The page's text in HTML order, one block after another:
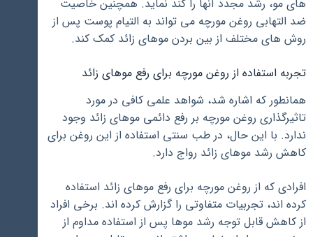
های مو، رشد مجدد آنها را کند نماید. همچنین خاصیت
ضد التهابی روغن مورچه می تواند به التیام پوست پس از
روش های مختلف از بین بردن موهای زائد کمک کند.
تجربه استفاده از روغن مورچه برای رفع موهای زائد
همانطور که اشاره شد، شواهد علمی کافی در مورد
تاثیرگذاری روغن مورچه بر رفع دائمی موهای زائد وجود
ندارد. با این حال، در طب سنتی استفاده از این روغن برای
کاهش رشد موهای زائد رواج دارد.
افرادی که از روغن مورچه برای رفع موهای زائد استفاده
کرده اند، تجربیات متفاوتی را گزارش کرده اند. برخی افراد
از کاهش قابل توجه رشد موها پس از استفاده مداوم از